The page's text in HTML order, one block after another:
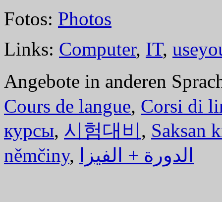
Fotos: Photos
Links: Computer, IT,
Angebote in anderen
Cours de langue, Corsi di
курсы, 시험대비, Saksan
němčiny, الدورة + الفيزا